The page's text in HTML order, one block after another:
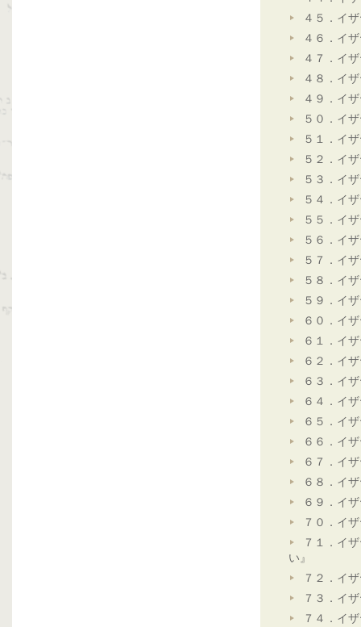
４５．イ
４６．イ
４７．イ
４８．イ
４９．イ
５０．イ
５１．イ
５２．イ
５３．イ
５４．イ
５５．イ
５６．イ
５７．イ
５８．イ
５９．イ
６０．イ
６１．イ
６２．イ
６３．イ
６４．イ
６５．イ
６６．イ
６７．イ
６８．イ
６９．イ
７０．イ
７１．イ
い』
７２．イ
７３．イ
７４．イ